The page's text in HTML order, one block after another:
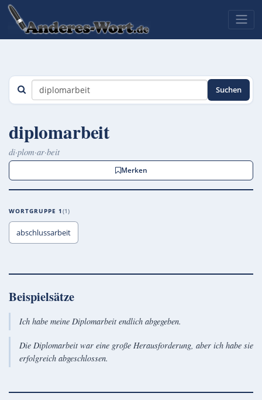
Suchen
diplomarbeit
di·plom·ar·beit
Merken
WORTGRUPPE 1 1
abschlussarbeit
Beispielsätze
Ich habe meine Diplomarbeit endlich abgegeben.
Die Diplomarbeit war eine große Herausforderung, aber ich habe sie
erfolgreich abgeschlossen.